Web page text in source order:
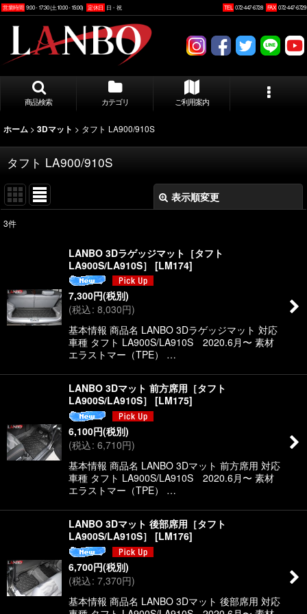
営業時間 9:00 - 17:30 (土10:00 - 15:00) 定休日 日・祝 TEL 072-447-6728 FAX 072-447-6729
商品検索 カテゴリ ご利用案内
ホーム > 3Dマット > タフト LA900/910S
タフト LA900/910S
表示順変更
3件
LANBO 3Dラゲッジマット［タフト
LA900S/LA910S］
[LM174]
7,300円(税別)
(税込: 8,030円)
基本情報 商品名 LANBO 3Dラゲッジマット 対応
車種 タフト LA900S/LA910S 2020.6月〜 素材
エラストマー（TPE） …
LANBO 3Dマット 前方席用［タフト
LA900S/LA910S］
[LM175]
6,100円(税別)
(税込: 6,710円)
基本情報 商品名 LANBO 3Dマット 前方席用 対応
車種 タフト LA900S/LA910S 2020.6月〜 素材
エラストマー（TPE） …
LANBO 3Dマット 後部席用［タフト
LA900S/LA910S］
[LM176]
6,700円(税別)
(税込: 7,370円)
基本情報 商品名 LANBO 3Dマット 後部席用 対応